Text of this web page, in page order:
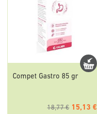
Compet Gastro 85 gr
18,77 € 15,13 €